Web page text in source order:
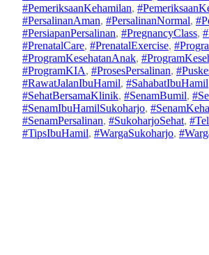
#PemeriksaanKehamilan,
#PersalinanAman, #PersalinanNormal,
#PersiapanPersalinan, #PregnancyClass,
#PrenatalCare, #PrenatalExercise,
#ProgramKesehatanAnak,
#ProgramKIA, #ProsesPersalinan,
#RawatJalanIbuHamil, #SahabatIbuHamil
#SehatBersamaKlinik, #SenamBumil,
#SenamIbuHamilSukoharjo,
#SenamPersalinan, #SukoharjoSehat,
#TipsIbuHamil, #WargaSukoharjo,